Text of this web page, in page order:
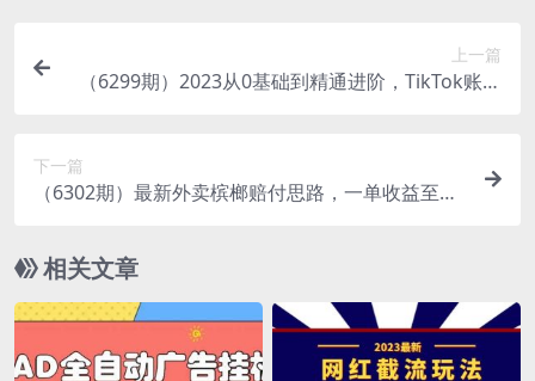
上一篇
（6299期）2023从0基础到精通进阶，TikTok账号
下一篇
（6302期）最新外卖槟榔赔付思路，一单收益至少
相关文章